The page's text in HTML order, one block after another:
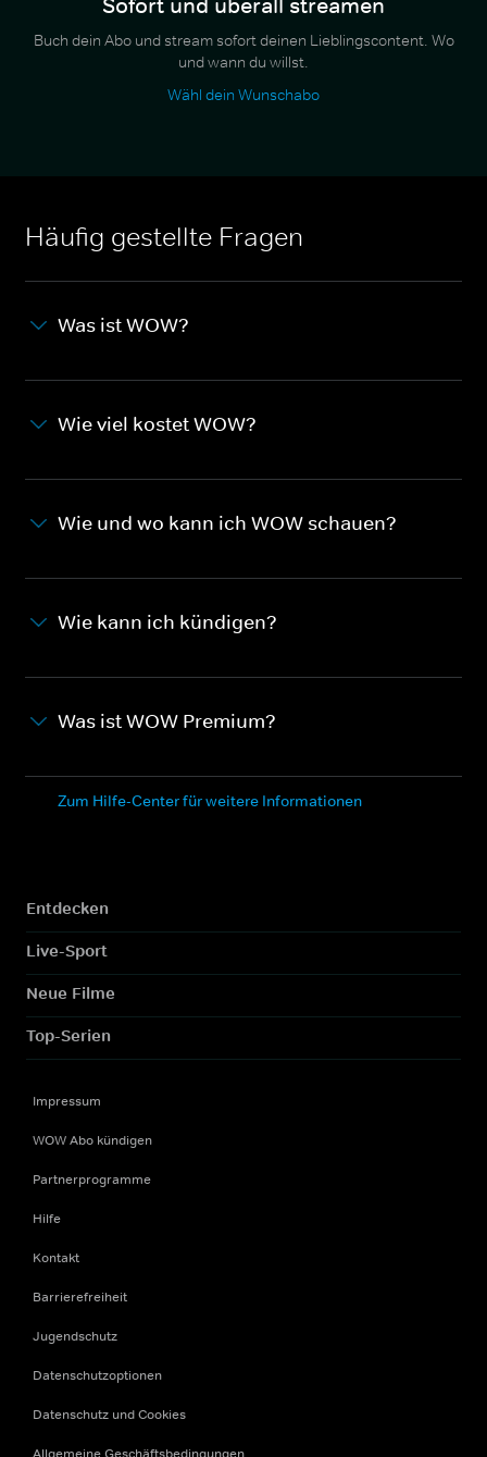
Sofort und überall streamen
Buch dein Abo und stream sofort deinen Lieblingscontent. Wo
und wann du willst.
Wähl dein Wunschabo
Häufig gestellte Fragen
Was ist WOW?
Wie viel kostet WOW?
Wie und wo kann ich WOW schauen?
Wie kann ich kündigen?
Was ist WOW Premium?
Zum Hilfe-Center für weitere Informationen
Entdecken
Live-Sport
Neue Filme
Top-Serien
Impressum
WOW Abo kündigen
Partnerprogramme
Hilfe
Kontakt
Barrierefreiheit
Jugendschutz
Datenschutzoptionen
Datenschutz und Cookies